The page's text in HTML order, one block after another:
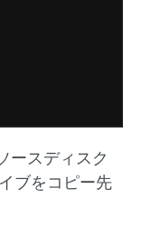
ースディスク
ブをコピー先